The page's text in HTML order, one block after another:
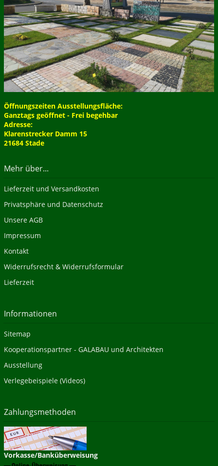
Öffnungszeiten Ausstellungsfläche:
Ganztags geöffnet - Frei begehbar
Adresse:
Klarenstrecker Damm 15
21684 Stade
Mehr über...
Lieferzeit und Versandkosten
Privatsphäre und Datenschutz
Unsere AGB
Impressum
Kontakt
Widerrufsrecht & Widerrufsformular
Lieferzeit
Informationen
Sitemap
Kooperationspartner - GALABAU und Architekten
Ausstellung
Verlegebeispiele (Videos)
Zahlungsmethoden
Vorkasse/Banküberweisung